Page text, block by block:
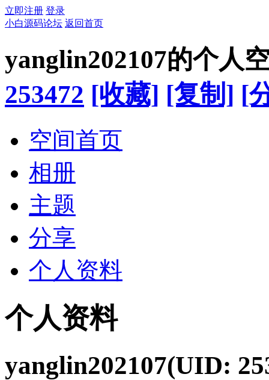
立即注册 登录
小白源码论坛 返回首页
yanglin202107的个人
253472 [收藏] [复制] [
空间首页
相册
主题
分享
个人资料
个人资料
yanglin202107(UID: